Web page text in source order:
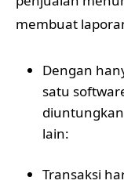
membuat
Dengan
satu
lain:
Transaksi